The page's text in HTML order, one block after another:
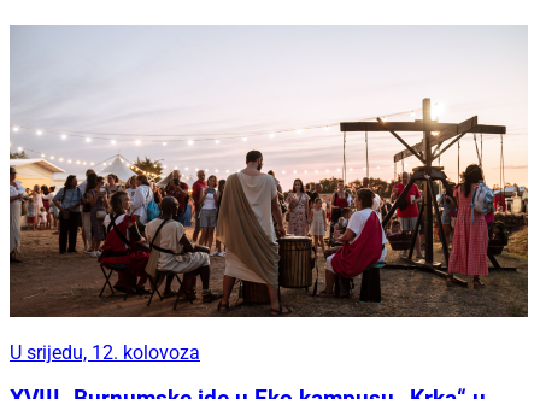
U srijedu, 12. kolovoza